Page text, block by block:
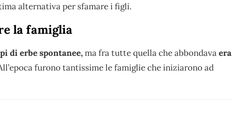
alternativa per sfamare i figli.
la famiglia
di erbe spontanee,ma fra tutte quella che abbondavaera
furono tantissime le famiglie che iniziarono ad